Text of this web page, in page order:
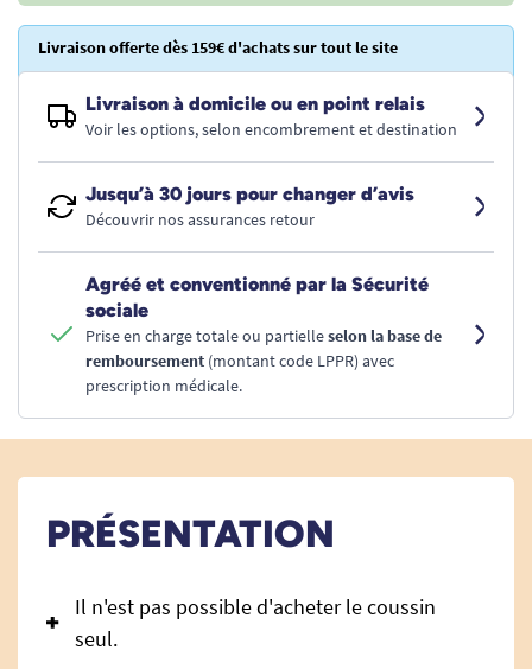
Livraison offerte dès 159€ d'achats sur tout le site
Livraison à domicile ou en point relais
Voir les options, selon encombrement et destination
Jusqu’à 30 jours pour changer d’avis
Découvrir nos assurances retour
Agréé et conventionné par la Sécurité
sociale
Prise en charge totale ou partielleselon la base de
remboursement (montant code LPPR) avec
prescription médicale.
PRÉSENTATION
Il n'est pas possible d'acheter le coussin
seul.